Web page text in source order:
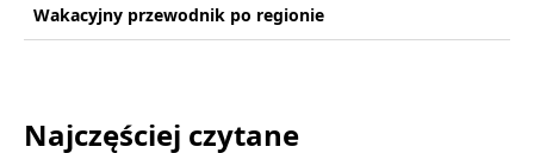
Wakacyjny przewodnik po regionie
Najczęściej czytane